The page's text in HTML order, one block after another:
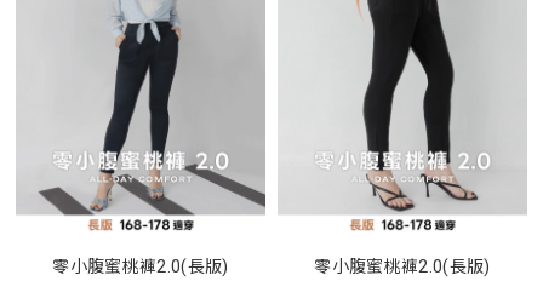
零小腹蜜桃褲2.0(長版)
零小腹蜜桃褲2.0(長版)